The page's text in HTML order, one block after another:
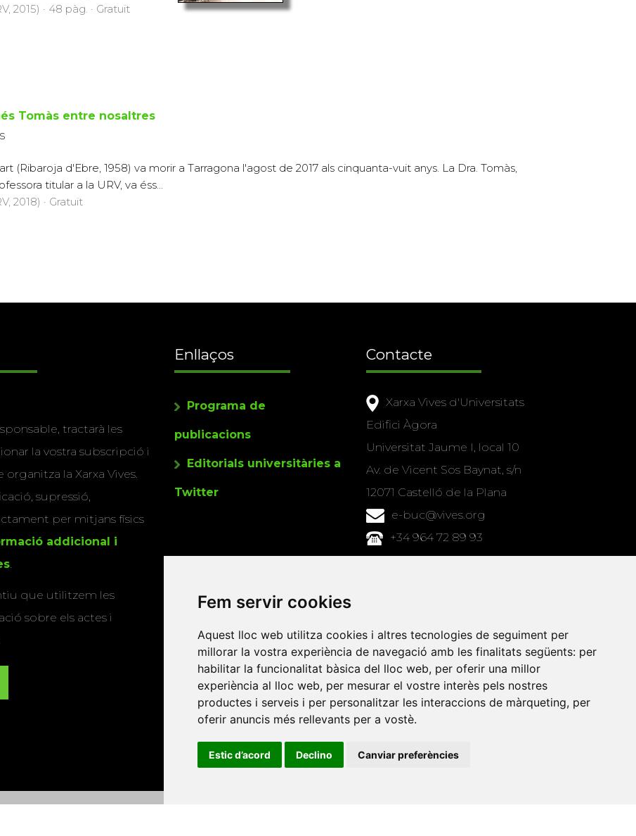
Fem servir cookies
Aquest lloc web utilitza cookies i altres tecnologies de seguiment per
millorar la vostra experiència de navegació amb les finalitats següents: per
habilitar la funcionalitat bàsica del lloc web, per oferir una millor
experiència al lloc web, per mesurar el vostre interès pels nostres
productes i serveis i per personalitzar les interaccions de màrqueting, per
oferir anuncis més rellevants per a vostè.
Estic d’acord Declino Canviar preferències
2015) · 48 pàg. · Gratuït
Tomàs entre nosaltres
(Ribaroja d'Ebre, 1958) va morir a Tarragona l'agost de 2017 als cinquanta-vuit anys. La Dra. Tomàs,
titular a la URV, va éss...
2018) · Gratuït
tractarà les
la vostra subscripció i
la Xarxa Vives.
supressió,
per mitjans físics
addicional i
.
que utilitzem les
sobre els actes i
Enllaços
Programa de
publicacions
Editorials universitàries a
Twitter
Contacte
Xarxa Vives d'Universitats
Edifici Àgora
Universitat Jaume I, local 10
Av. de Vicent Sos Baynat, s/n
12071 Castelló de la Plana
e-buc@vives.org
+34 964 72 89 93